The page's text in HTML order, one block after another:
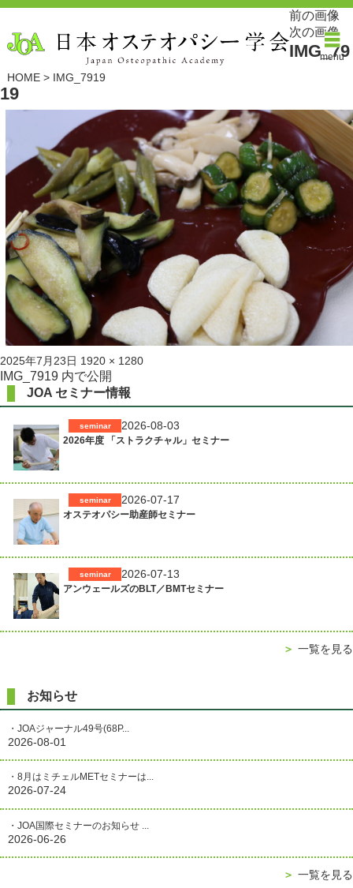
menu
HOME> IMG_7919
前の画像
次の画像
IMG_79
19
投
稿
2025年7月23日 フ
ル
サ
イ
ズ
1920 × 1280
投
稿
ナ
ビ
ゲ
シ
ョ
ン
IMG_7919 内で公開
JOA セミナー情報
2026-08-03
seminar
2026年度 「ストラクチャル」セミナー
2026-07-17
seminar
オステオパシー助産師セミナー
2026-07-13
seminar
アンウェールズのBLT／BMTセミナー
＞ 一覧を見る
お知らせ
・JOAジャーナル49号(68P...
2026-08-01
・8月はミチェルMETセミナーは...
2026-07-24
・JOA国際セミナーのお知らせ ...
2026-06-26
＞ 一覧を見る